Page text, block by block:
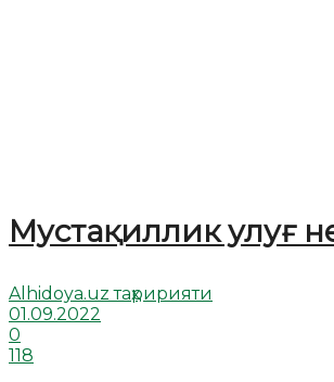
Мустақиллик улуғ
Alhidoya.uz таҳририяти
01.09.2022
0
118